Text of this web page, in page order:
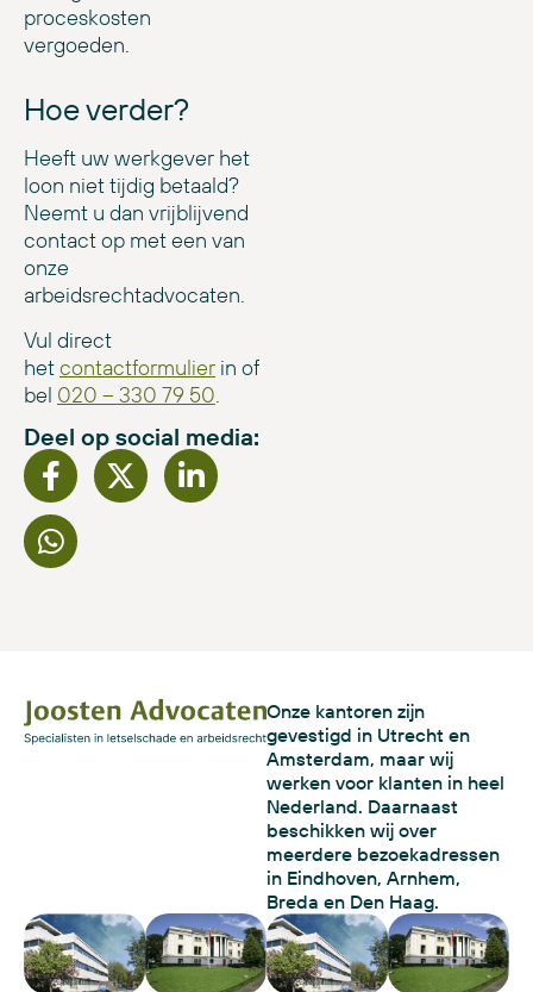
proceskosten
vergoeden.
Hoe verder?
Heeft uw werkgever het
loon niet tijdig betaald?
Neemt u dan vrijblijvend
contact op met een van
onze
arbeidsrechtadvocaten.
Vul direct
hetcontactformulier in of
bel 020 – 330 79 50
Deel op social media:
Onze kantoren zijn
gevestigd in Utrecht en
Amsterdam, maar wij
werken voor klanten in heel
Nederland. Daarnaast
beschikken wij over
meerdere bezoekadressen
in Eindhoven, Arnhem,
Breda en Den Haag.